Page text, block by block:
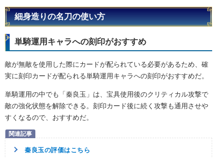
細身造りの名刀の使い方
単騎運用キャラへの刻印がおすすめ
敵が無敵を使用した際にカードが配られている必要があるため、確
実に刻印カードが配られる単騎運用キャラへの刻印がおすすめだ。
単騎運用の中でも「秦良玉」は、宝具使用後のクリティカル攻撃で
敵の強化状態を解除できる。刻印カード後に続く攻撃も通用させや
すくなるので、おすすめだ。
秦良玉の評価はこちら